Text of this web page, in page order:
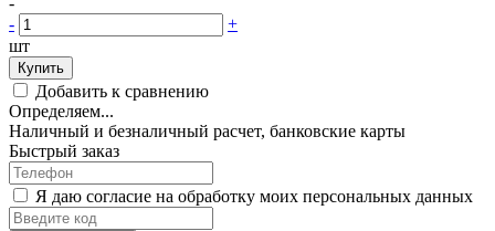
-
+
шт
Купить
Добавить к сравнению
Определяем...
Наличный и безналичный расчет, банковские карты
Быстрый заказ
Я даю согласие на обработку моих персональных данных